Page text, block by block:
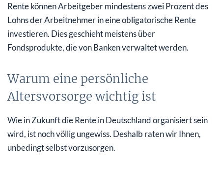
Rente können Arbeitgeber mindestens zwei Prozent des
Lohns der Arbeitnehmer in eine obligatorische Rente
investieren. Dies geschieht meistens über
Fondsprodukte, die von Banken verwaltet werden.
Warum eine persönliche
Altersvorsorge wichtig ist
Wie in Zukunft die Rente in Deutschland organisiert sein
wird, ist noch völlig ungewiss. Deshalb raten wir Ihnen,
unbedingt selbst vorzusorgen.